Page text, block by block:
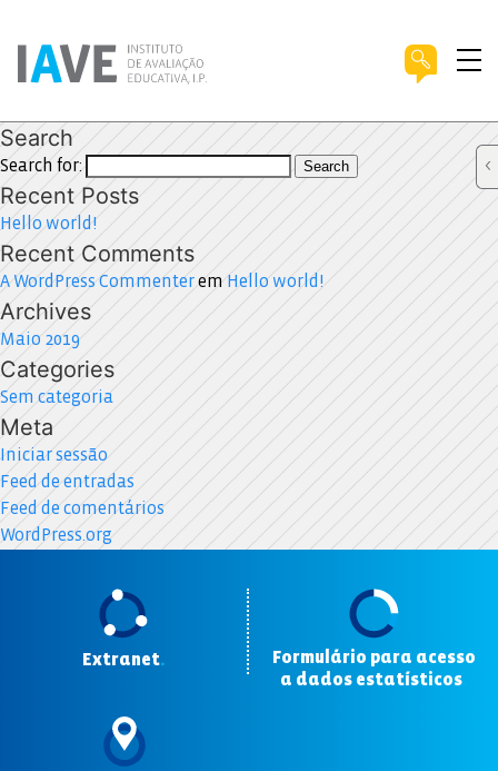
Search
Search for: Search
Recent Posts
Hello world!
Recent Comments
A WordPress Commenterem Hello world!
Archives
Maio 2019
Categories
Sem categoria
Meta
Iniciar sessão
Feed de entradas
Feed de comentários
WordPress.org
Extranet.
Formulário para acesso
a dados estatísticos